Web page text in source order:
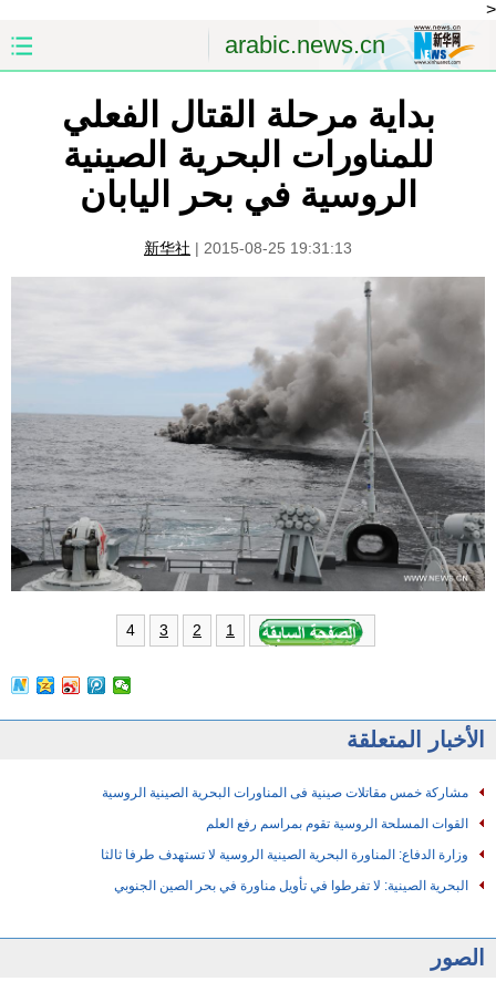
<
arabic.news.cn
الصين الصفحة الأولى
الشرق الأوسط العالم
الصين والعالم العربي
العلوم والصحة الثقافة والتعليم
السياحة والبيئة
الصور
بداية مرحلة القتال الفعلي
للمناورات البحرية الصينية
الروسية في بحر اليابان
新华社 | 2015-08-25 19:31:13
1
2
3
4
الأخبار المتعلقة
مشاركة خمس مقاتلات صينية فى المناورات البحرية الصينية الروسية
القوات المسلحة الروسية تقوم بمراسم رفع العلم
وزارة الدفاع: المناورة البحرية الصينية الروسية لا تستهدف طرفا ثالثا
البحرية الصينية: لا تفرطوا في تأويل مناورة في بحر الصين الجنوبي
الصور